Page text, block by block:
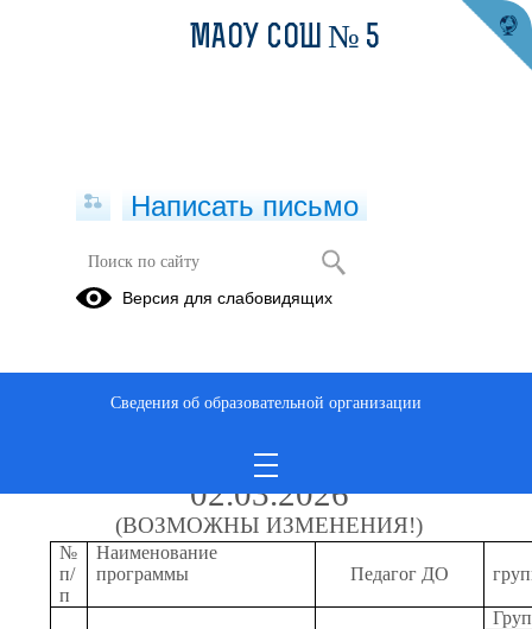
Режим занятий
Расписание занятий в «Точке
роста»
2025-2026 учебный год с
02.03.2026
(ВОЗМОЖНЫ ИЗМЕНЕНИЯ!)
№
п/
п
Наименование
программы
Педагог ДО
МАОУ СОШ № 5
Написать письмо
Версия для слабовидящих
Сведения об образовательной организации